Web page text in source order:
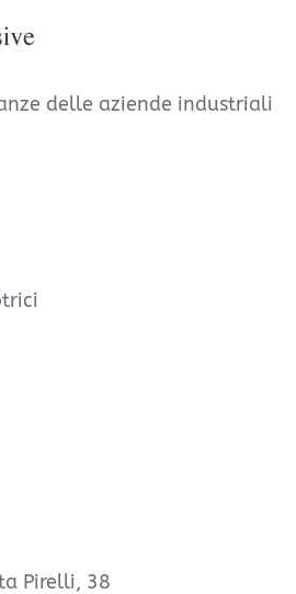
delle aziende industriali
Pirelli, 38